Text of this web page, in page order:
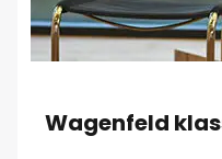
Wagenfeld